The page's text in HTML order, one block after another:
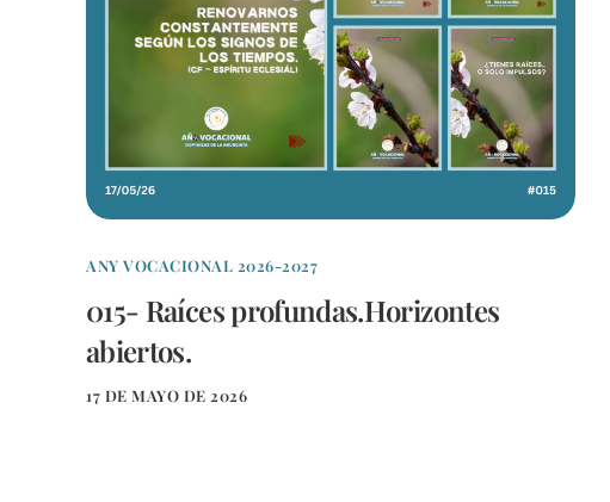
ANY VOCACIONAL 2026-2027
015- Raíces profundas.Horizontes
abiertos.
17 DE MAYO DE 2026